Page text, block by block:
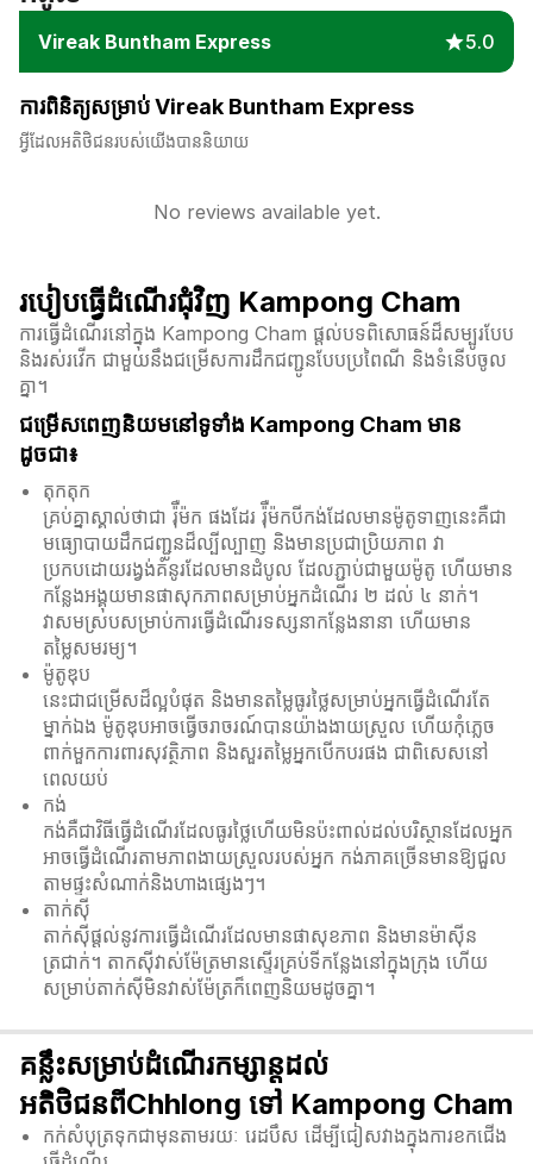
Vireak Buntham Express 5.0
ការពិនិត្យសម្រាប់ Vireak Buntham Express
អ្វីដែលអតិថិជនរបស់យើងបាននិយាយ
No reviews available yet.
របៀបធ្វើដំណើរជុំវិញ Kampong Cham
ការធ្វើដំណើរនៅក្នុង Kampong Cham ផ្តល់បទពិសោធន៍ដ៏សម្បូរបែប
និងរស់រវើក ជាមួយនឹងជម្រើសការដឹកជញ្ជូនបែបប្រពៃណី និងទំនើបចូល
គ្នា។
ជម្រើសពេញនិយមនៅទូទាំង Kampong Cham មាន
ដូចជា៖
តុកតុក
គ្រប់គ្នាស្គាល់ថាជា រ៉ុឺម៉ក ផងដែរ រ៉ុឺម៉កបីកង់ដែលមានម៉ូតូទាញនេះគឺជា
មធ្យោបាយដឹកជញ្ជូនដ៏ល្បីល្បាញ និងមានប្រជាប្រិយភាព វា
ប្រកបដោយរង្វង់គំនូរដែលមានដំបូល ដែលភ្ជាប់ជាមួយម៉ូតូ ហើយមាន
កន្លែងអង្គុយមានផាសុកភាពសម្រាប់អ្នកដំណើរ ២ ដល់ ៤ នាក់។
វាសមស្របសម្រាប់ការធ្វើដំណើរទស្សនាកន្លែងនានា ហើយមាន
តម្លៃសមរម្យ។
ម៉ូតូឌុប
នេះជាជម្រើសដ៏ល្អបំផុត និងមានតម្លៃធូរថ្លៃសម្រាប់អ្នកធ្វើដំណើរតែ
ម្នាក់ឯង ម៉ូតូឌុបអាចធ្វើចរាចរណ៍បានយ៉ាងងាយស្រួល ហើយកុំភ្លេច
ពាក់មួកការពារសុវត្ថិភាព និងសួរតម្លៃអ្នកបើកបរផង ជាពិសេសនៅ
ពេលយប់
កង់
កង់គឺជាវិធីធ្វើដំណើរដែលធូរថ្លៃហើយមិនប៉ះពាល់ដល់បរិស្ថានដែលអ្នក
អាចធ្វើដំណើរតាមភាពងាយស្រួលរបស់អ្នក កង់ភាគច្រើនមានឱ្យជួល
តាមផ្ទះសំណាក់និងហាងផ្សេងៗ។
តាក់ស៊ី
តាក់ស៊ីផ្តល់នូវការធ្វើដំណើរដែលមានផាសុខភាព និងមានម៉ាស៊ីន
ត្រជាក់។ តាកសុីវាស់ម៉ែត្រមានស្ទើរគ្រប់ទីកន្លែងនៅក្នុងក្រុង ហើយ
សម្រាប់តាក់សុីមិនវាស់ម៉ែត្រក៏ពេញនិយមដូចគ្នា។
គន្លឹះសម្រាប់ដំណើរកម្សាន្តដល់
អតិថិជនពីChhlong ទៅ Kampong Cham
កក់សំបុត្រទុកជាមុនតាមរយៈ រេដបឹស ដើម្បីជៀសវាងក្នុងការខកជើង